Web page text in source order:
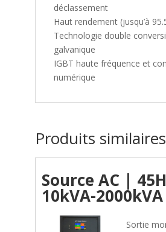
déclassement
Haut rendement (jusqu’à
Technologie double
galvanique
IGBT haute fréquence et
numérique
Produits similaires
Source AC |
10kVA-2000kVA
Sortie